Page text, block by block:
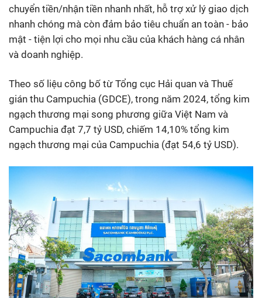
chuyển tiền/nhận tiền nhanh nhất, hỗ trợ xử lý giao dịch
nhanh chóng mà còn đảm bảo tiêu chuẩn an toàn - bảo
mật - tiện lợi cho mọi nhu cầu của khách hàng cá nhân
và doanh nghiệp.
Theo số liệu công bố từ Tổng cục Hải quan và Thuế
gián thu Campuchia (GDCE), trong năm 2024, tổng kim
ngạch thương mại song phương giữa Việt Nam và
Campuchia đạt 7,7 tỷ USD, chiếm 14,10% tổng kim
ngạch thương mại của Campuchia (đạt 54,6 tỷ USD).